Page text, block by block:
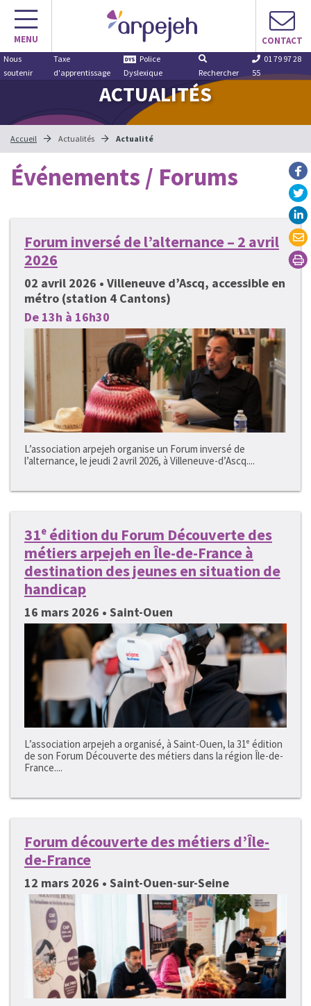
Aller
contenu
MENU CONTACT
Nous
soutenir
Taxe
d'apprentissage
Police
Dyslexique
Rechercher
01 79 97 28
55
ACTUALITÉS
Accueil Actualités Actualité
Événements / Forums
Forum inversé de l’alternance – 2 avril
2026
02 avril 2026 • Villeneuve d’Ascq, accessible en
métro (station 4 Cantons)
De 13h à 16h30
L’association arpejeh organise un Forum inversé de
l’alternance, le jeudi 2 avril 2026, à Villeneuve-d’Ascq....
31ᵉ édition du Forum Découverte des
métiers arpejeh en Île-de-France à
destination des jeunes en situation de
handicap
16 mars 2026 • Saint-Ouen
L’association arpejeh a organisé, à Saint-Ouen, la 31ᵉ édition
de son Forum Découverte des métiers dans la région Île-de-
France....
Forum découverte des métiers d’Île-
de-France
12 mars 2026 • Saint-Ouen-sur-Seine